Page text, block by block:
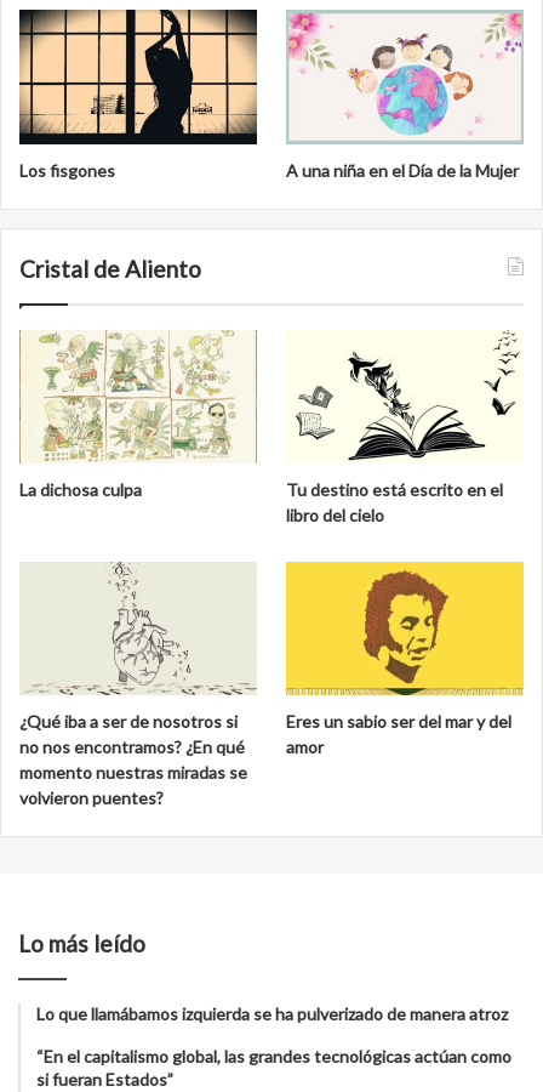
Los fisgones A una niña en el Día de la Mujer
Cristal de Aliento
La dichosa culpa
Tu destino está escrito en el
libro del cielo
¿Qué iba a ser de nosotros si
no nos encontramos? ¿En qué
momento nuestras miradas se
volvieron puentes?
Eres un sabio ser del mar y del
amor
Lo más leído
Lo que llamábamos izquierda se ha pulverizado de manera atroz
“En el capitalismo global, las grandes tecnológicas actúan como
si fueran Estados”